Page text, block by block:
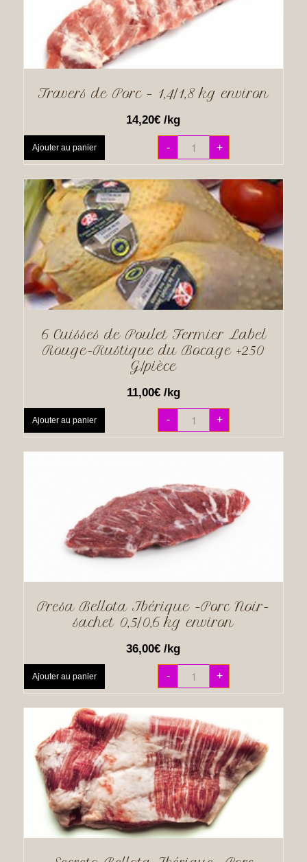
Travers de Porc – 1,4/1,8 kg environ
14,20€ /kg
- +
Ajouter au panier
6 Cuisses de Poulet Fermier Label
Rouge-Rustique du Bocage +250
G/pièce
11,00€ /kg
- +
Ajouter au panier
Presa Bellota Ibérique -Porc Noir-
sachet 0,5/0,6 kg environ
36,00€ /kg
- +
Ajouter au panier